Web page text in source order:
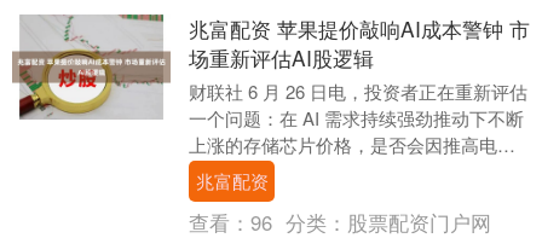
兆富配资 苹果提价敲响AI成本警钟 市
场重新评估AI股逻辑
财联社 6 月 26 日电，投资者正在重新评估
一个问题：在 AI 需求持续强劲推动下不断
上涨的存储芯片价格，是否会因推高电子
产品制造商和消费者的成本，而开始抑
制....
兆富配资
查看： 96 分类： 股票配资门户网